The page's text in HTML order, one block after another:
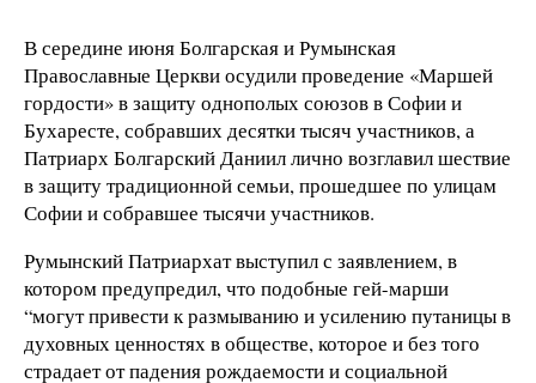
В середине июня Болгарская и Румынская
Православные Церкви осудили проведение «Маршей
гордости» в защиту однополых союзов в Софии и
Бухаресте, собравших десятки тысяч участников, а
Патриарх Болгарский Даниил лично возглавил шествие
в защиту традиционной семьи, прошедшее по улицам
Софии и собравшее тысячи участников.
Румынский Патриархат выступил с заявлением, в
котором предупредил, что подобные гей-марши
“могут привести к размыванию и усилению путаницы в
духовных ценностях в обществе, которое и без того
страдает от падения рождаемости и социальной